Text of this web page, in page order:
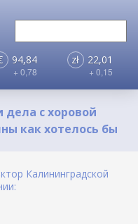
94,84
+ 0,78
zł 22,01
+ 0,15
дела с хоровой
как хотелось бы
Калининградской